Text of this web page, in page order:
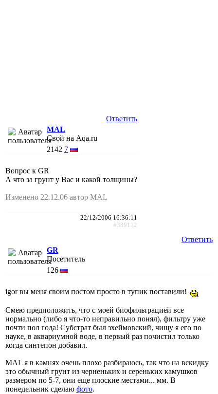
Ответить
MAL
Свой на Aqa.ru
2142 7
Вопрос к GR
А что за грунт у Вас и какой толщины?
Изменено 22.12.06 автор MAL
22/12/2006 16:36:11
#389112
Ответить
GR
Посетитель
126
igor вы меня своим постом просто в тупик поставили!
Смею предположить, что с моей биофильтрацией все
нормально (либо я что-то неправильно понял), фильтру уже
почти пол года! Субстрат был эхеймовский, чищу я его по
науке, в аквариумной воде, в первый раз почистил только
когда синтепон добавил.
MAL я в камнях очень плохо разбираюсь, так что на вскидку
это обычный грунт из черненьких и сереньких камушков
размером по 5-7, они еще плоские местами... мм. В
понедельник сделаю фото.